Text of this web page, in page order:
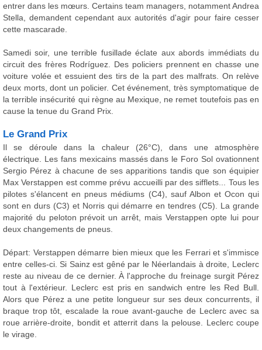
entrer dans les mœurs. Certains team managers, notamment Andrea
Stella, demandent cependant aux autorités d'agir pour faire cesser
cette mascarade.
Samedi soir, une terrible fusillade éclate aux abords immédiats du
circuit des frères Rodríguez. Des policiers prennent en chasse une
voiture volée et essuient des tirs de la part des malfrats. On relève
deux morts, dont un policier. Cet événement, très symptomatique de
la terrible insécurité qui règne au Mexique, ne remet toutefois pas en
cause la tenue du Grand Prix.
Le Grand Prix
Il se déroule dans la chaleur (26°C), dans une atmosphère
électrique. Les fans mexicains massés dans le Foro Sol ovationnent
Sergio Pérez à chacune de ses apparitions tandis que son équipier
Max Verstappen est comme prévu accueilli par des sifflets... Tous les
pilotes s'élancent en pneus médiums (C4), sauf Albon et Ocon qui
sont en durs (C3) et Norris qui démarre en tendres (C5). La grande
majorité du peloton prévoit un arrêt, mais Verstappen opte lui pour
deux changements de pneus.
Départ: Verstappen démarre bien mieux que les Ferrari et s'immisce
entre celles-ci. Si Sainz est gêné par le Néerlandais à droite, Leclerc
reste au niveau de ce dernier. À l'approche du freinage surgit Pérez
tout à l'extérieur. Leclerc est pris en sandwich entre les Red Bull.
Alors que Pérez a une petite longueur sur ses deux concurrents, il
braque trop tôt, escalade la roue avant-gauche de Leclerc avec sa
roue arrière-droite, bondit et atterrit dans la pelouse. Leclerc coupe
le virage.